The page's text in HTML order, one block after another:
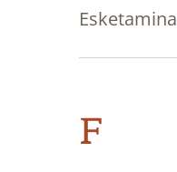
Esketamina
F